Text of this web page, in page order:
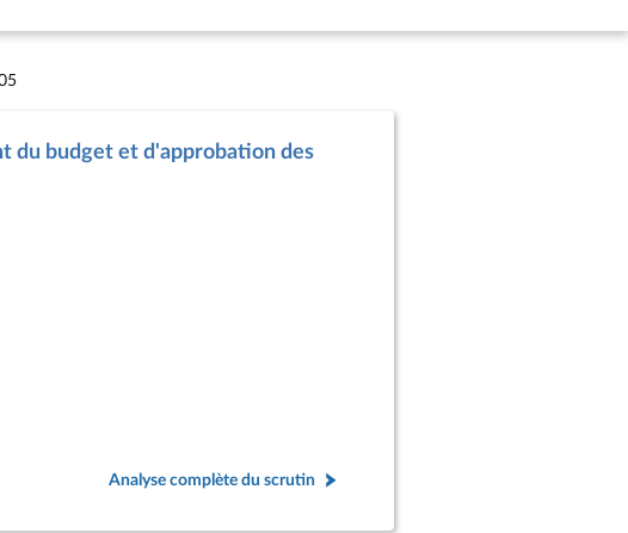
du budget et d'approbation des
Analyse complète du scrutin